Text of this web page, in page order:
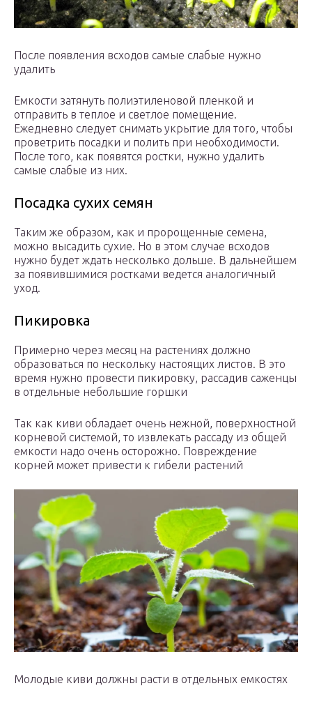
После появления всходов самые слабые нужно
удалить
Емкости затянуть полиэтиленовой пленкой и
отправить в теплое и светлое помещение.
Ежедневно следует снимать укрытие для того, чтобы
проветрить посадки и полить при необходимости.
После того, как появятся ростки, нужно удалить
самые слабые из них.
Посадка сухих семян
Таким же образом, как и пророщенные семена,
можно высадить сухие. Но в этом случае всходов
нужно будет ждать несколько дольше. В дальнейшем
за появившимися ростками ведется аналогичный
уход.
Пикировка
Примерно через месяц на растениях должно
образоваться по нескольку настоящих листов. В это
время нужно провести пикировку, рассадив саженцы
в отдельные небольшие горшки
Так как киви обладает очень нежной, поверхностной
корневой системой, то извлекать рассаду из общей
емкости надо очень осторожно. Повреждение
корней может привести к гибели растений
Молодые киви должны расти в отдельных емкостях